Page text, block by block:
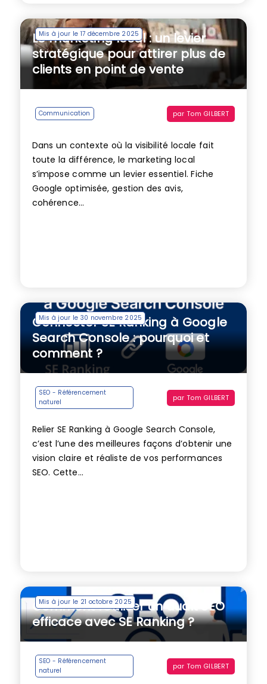
Mis à jour le 17 décembre 2025
Le marketing local : un levier
stratégique pour attirer plus de
clients en point de vente
Communication parTom GILBERT
Dans un contexte où la visibilité locale fait
toute la différence, le marketing local
s’impose comme un levier essentiel. Fiche
Google optimisée, gestion des avis,
cohérence...
Mis à jour le 30 novembre 2025
Connecter SE Ranking à Google
Search Console : pourquoi et
comment ?
SEO - Référencement
naturel
parTom GILBERT
Relier SE Ranking à Google Search Console,
c’est l’une des meilleures façons d’obtenir une
vision claire et réaliste de vos performances
SEO. Cette...
Mis à jour le 21 octobre 2025
Comment réaliser un audit SEO
efficace avec SE Ranking ?
SEO - Référencement
naturel
parTom GILBERT